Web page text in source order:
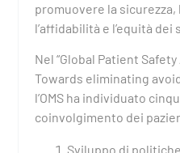
promuovere la
l’affidabilità e l’equità
Nel “Global Patient
Towards eliminating
l’OMS ha individuato
coinvolgimento dei
Sviluppo di